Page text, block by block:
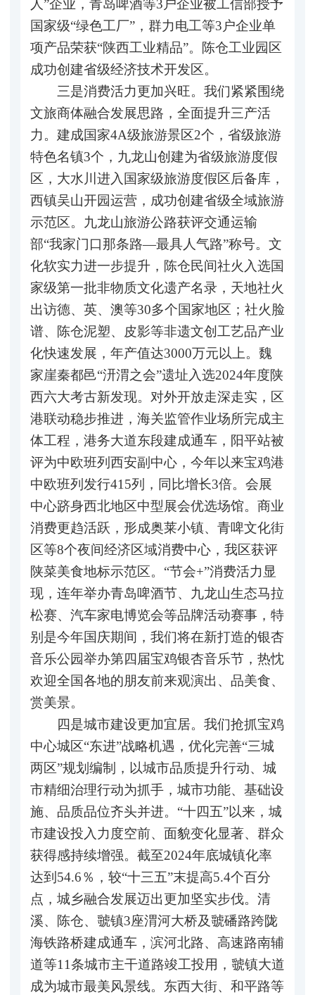
人”企业，青岛啤酒等3户企业被工信部授予
国家级“绿色工厂”，群力电工等3户企业单
项产品荣获“陕西工业精品”。陈仓工业园区
成功创建省级经济技术开发区。
三是消费活力更加兴旺。我们紧紧围绕
文旅商体融合发展思路，全面提升三产活
力。建成国家4A级旅游景区2个，省级旅游
特色名镇3个，九龙山创建为省级旅游度假
区，大水川进入国家级旅游度假区后备库，
西镇吴山开园运营，成功创建省级全域旅游
示范区。九龙山旅游公路获评交通运输
部“我家门口那条路—最具人气路”称号。文
化软实力进一步提升，陈仓民间社火入选国
家级第一批非物质文化遗产名录，天地社火
出访德、英、澳等30多个国家地区；社火脸
谱、陈仓泥塑、皮影等非遗文创工艺品产业
化快速发展，年产值达3000万元以上。魏
家崖秦都邑“汧渭之会”遗址入选2024年度陕
西六大考古新发现。对外开放走深走实，区
港联动稳步推进，海关监管作业场所完成主
体工程，港务大道东段建成通车，阳平站被
评为中欧班列西安副中心，今年以来宝鸡港
中欧班列发行415列，同比增长3倍。会展
中心跻身西北地区中型展会优选场馆。商业
消费更趋活跃，形成奥莱小镇、青啤文化街
区等8个夜间经济区域消费中心，我区获评
陕菜美食地标示范区。“节会+”消费活力显
现，连年举办青岛啤酒节、九龙山生态马拉
松赛、汽车家电博览会等品牌活动赛事，特
别是今年国庆期间，我们将在新打造的银杏
音乐公园举办第四届宝鸡银杏音乐节，热忱
欢迎全国各地的朋友前来观演出、品美食、
赏美景。
四是城市建设更加宜居。我们抢抓宝鸡
中心城区“东进”战略机遇，优化完善“三城
两区”规划编制，以城市品质提升行动、城
市精细治理行动为抓手，城市功能、基础设
施、品质品位齐头并进。“十四五”以来，城
市建设投入力度空前、面貌变化显著、群众
获得感持续增强。截至2024年底城镇化率
达到54.6％，较“十三五”末提高5.4个百分
点，城乡融合发展迈出更加坚实步伐。清
溪、陈仓、虢镇3座渭河大桥及虢磻路跨陇
海铁路桥建成通车，滨河北路、高速路南辅
道等11条城市主干道路竣工投用，虢镇大道
成为城市最美风景线。东西大街、和平路等